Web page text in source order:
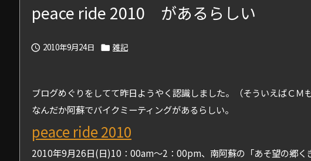
peace ride 2010 があるらしい
 2010年9月24日  雑記
ブログめぐりをしてて昨日ようやく認識しました。（そういえばＣＭ
なんだか阿蘇でバイクミーティングがあるらしい。
peace ride 2010
2010年9月26日(日)10：00am～2：00pm、南阿蘇の「あそ望の郷く